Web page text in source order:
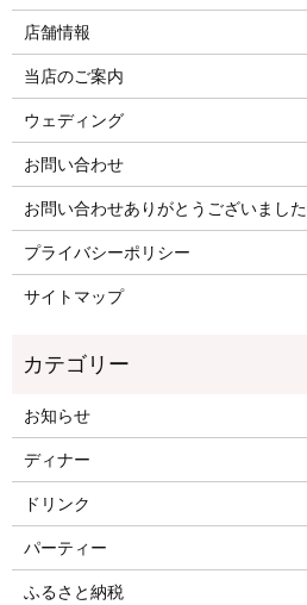
店舗情報
当店のご案内
ウェディング
お問い合わせ
お問い合わせありがとうございました
プライバシーポリシー
サイトマップ
お知らせ
ディナー
ドリンク
パーティー
ふるさと納税